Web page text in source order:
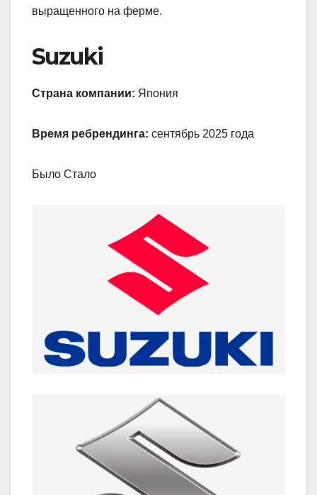
выращенного на ферме.
Suzuki
Страна компании: Япония
Время ребрендинга: сентябрь 2025 года
Было Стало